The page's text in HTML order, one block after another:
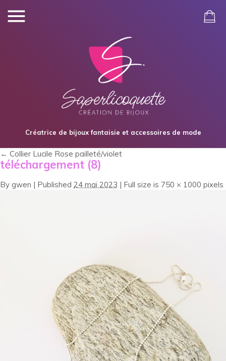
Créatrice de bijoux fantaisie et accessoires de mode
← Collier Lucile Rose pailleté/violet
téléchargement (8)
By gwen | Published 24 mai 2023 | Full size is 750 × 1000 pixels